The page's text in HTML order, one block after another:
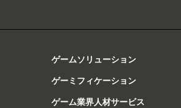
ゲームソリューション
ゲーミフィケーション
ゲーム業界人材サービス